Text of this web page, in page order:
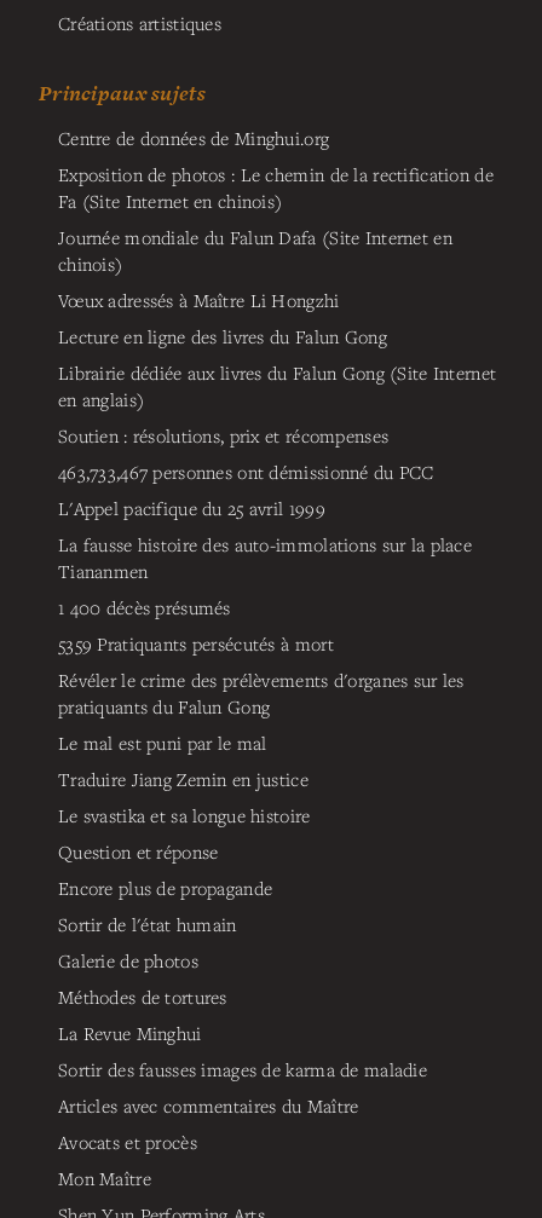
Créations artistiques
Principaux sujets
Centre de données de Minghui.org
Exposition de photos : Le chemin de la rectification de
Fa (Site Internet en chinois)
Journée mondiale du Falun Dafa (Site Internet en
chinois)
Vœux adressés à Maître Li Hongzhi
Lecture en ligne des livres du Falun Gong
Librairie dédiée aux livres du Falun Gong (Site Internet
en anglais)
Soutien : résolutions, prix et récompenses
463,733,467 personnes ont démissionné du PCC
L'Appel pacifique du 25 avril 1999
La fausse histoire des auto-immolations sur la place
Tiananmen
1 400 décès présumés
5359 Pratiquants persécutés à mort
Révéler le crime des prélèvements d'organes sur les
pratiquants du Falun Gong
Le mal est puni par le mal
Traduire Jiang Zemin en justice
Le svastika et sa longue histoire
Question et réponse
Encore plus de propagande
Sortir de l'état humain
Galerie de photos
Méthodes de tortures
La Revue Minghui
Sortir des fausses images de karma de maladie
Articles avec commentaires du Maître
Avocats et procès
Mon Maître